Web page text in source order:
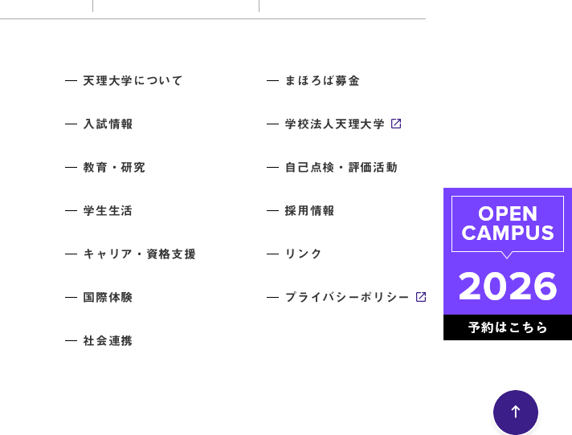
天理大学について
入試情報
教育・研究
学生生活
キャリア・資格支援
国際体験
社会連携
まほろば募金
学校法人天理大学
自己点検・評価活動
採用情報
リンク
プライバシーポリシー